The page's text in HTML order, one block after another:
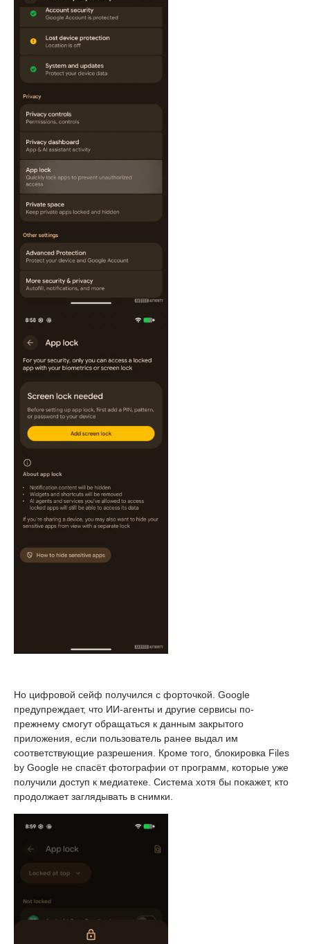
Но цифровой сейф получился с форточкой. Google
предупреждает, что ИИ-агенты и другие сервисы по-
прежнему смогут обращаться к данным закрытого
приложения, если пользователь ранее выдал им
соответствующие разрешения. Кроме того, блокировка Files
by Google не спасёт фотографии от программ, которые уже
получили доступ к медиатеке. Система хотя бы покажет, кто
продолжает заглядывать в снимки.